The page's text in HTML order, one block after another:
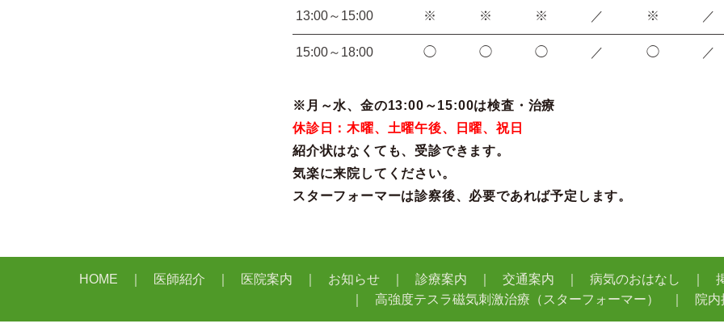
13:00～15:00 ※ ※ ※ ／ ※ ／
15:00～18:00 ◯ ◯ ◯ ／ ◯ ／
※月～水、金の13:00～15:00は検査・治療
休診日：木曜、土曜午後、日曜、祝日
紹介状はなくても、受診できます。
気楽に来院してください。
スターフォーマーは診察後、必要であれば予定します。
HOME 医師紹介 医院案内 お知らせ 診療案内 交通案内 病気のおはなし
高強度テスラ磁気刺激治療（スターフォーマー）
院